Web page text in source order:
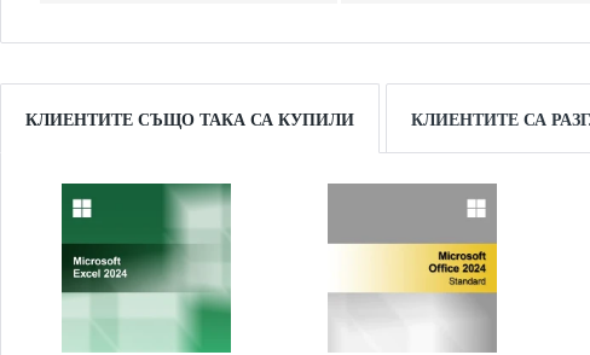
КЛИЕНТИТЕ СЪЩО ТАКА СА КУПИЛИ КЛИЕНТИТЕ СА